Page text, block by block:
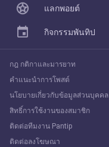
Explore
แลกพอยต์
กิจกรรมพันทิป
กฎ กติกาและมารยาท
คำแนะนำการโพสต์
นโยบายเกี่ยวกับข้อมูลส่วนบุคคล
สิทธิ์การใช้งานของสมาชิก
ติดต่อทีมงาน Pantip
ติดต่อลงโฆษณา